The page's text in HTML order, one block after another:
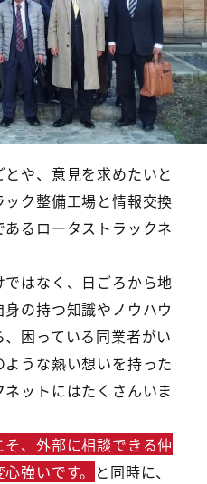
や、意見を求めたいと
ク整備工場と情報交換
るロータストラックネ
はなく、日ごろから地
の持つ知識やノウハウ
困っている同業者がい
うな熱い想いを持った
ットにはたくさんいま
、外部に相談できる仲
強いです。 と同時に、